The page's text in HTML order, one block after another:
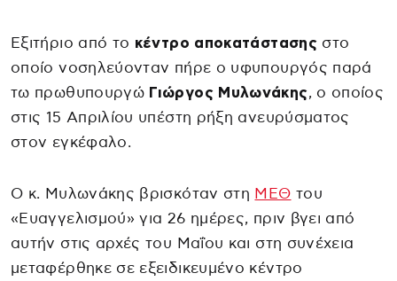
Εξιτήριο από το κέντρο αποκατάστασηςστο
οποίο νοσηλεύονταν πήρε ο υφυπουργός παρά
τω πρωθυπουργώ Γιώργος Μυλωνάκης, ο οποίος
στις 15 Απριλίου υπέστη ρήξη ανευρύσματος
στον εγκέφαλο.
Ο κ. Μυλωνάκης βρισκόταν στη ΜΕΘ του
«Ευαγγελισμού» για 26 ημέρες, πριν βγει από
αυτήν στις αρχές του Μαΐου και στη συνέχεια
μεταφέρθηκε σε εξειδικευμένο κέντρο